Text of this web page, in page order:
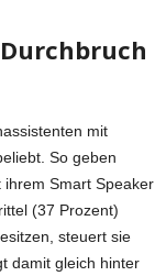
mit
So geben
Smart Speaker
(37 Prozent)
steuert sie
damit gleich hinter